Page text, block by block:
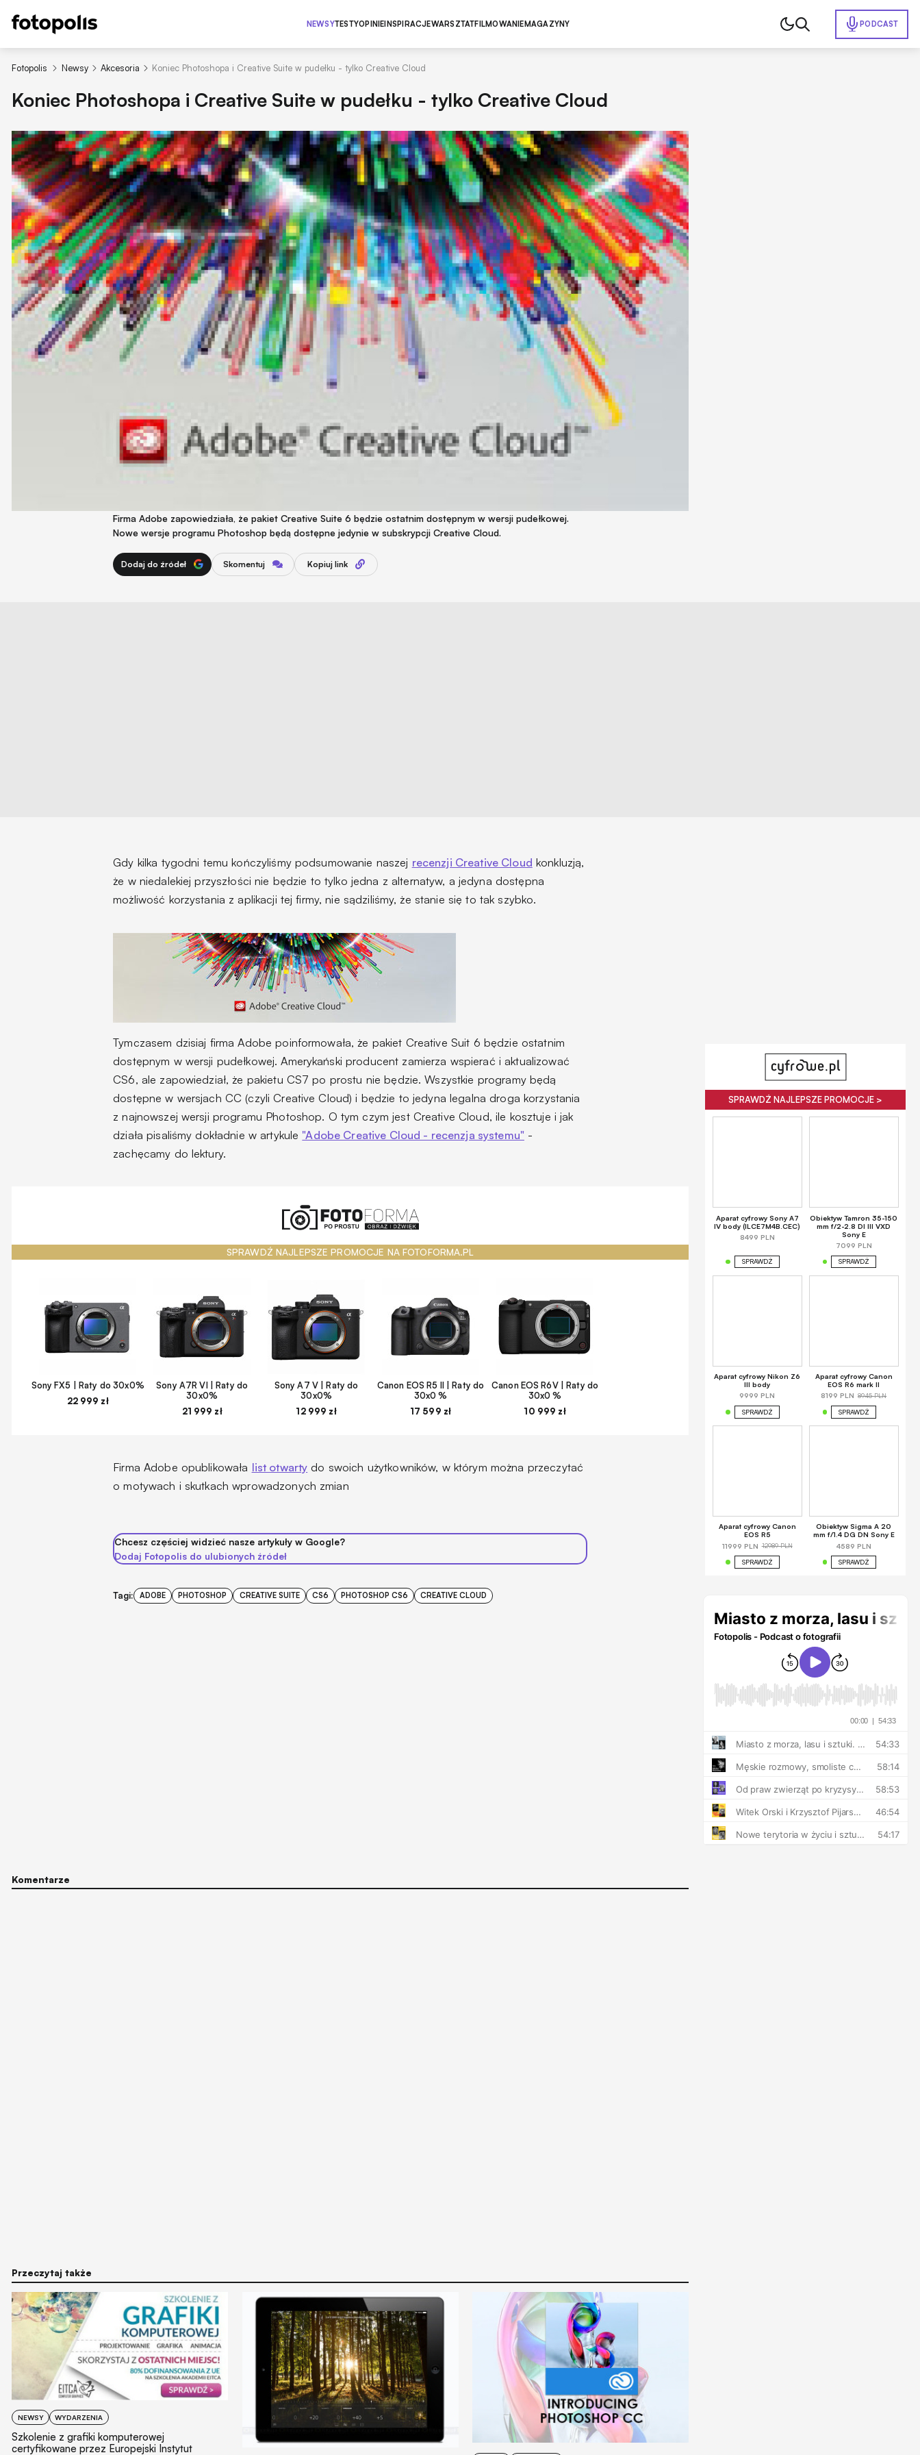
NEWSYTESTYOPINIEINSPIRACJEWARSZTATFILMOWANIEMAGAZYNY PODCAST
Fotopolis Newsy Akcesoria Koniec Photoshopa i Creative Suite w pudełku - tylko Creative Cloud
Koniec Photoshopa i Creative Suite w pudełku - tylko Creative Cloud
Firma Adobe zapowiedziała, że pakiet Creative Suite 6 będzie ostatnim dostępnym w wersji pudełkowej.
Nowe wersje programu Photoshop będą dostępne jedynie w subskrypcji Creative Cloud.
Dodaj do źródeł Skomentuj Kopiuj link
Gdy kilka tygodni temu kończyliśmy podsumowanie naszej recenzji Creative Cloud konkluzją,
że w niedalekiej przyszłości nie będzie to tylko jedna z alternatyw, a jedyna dostępna
możliwość korzystania z aplikacji tej firmy, nie sądziliśmy, że stanie się to tak szybko.
Tymczasem dzisiaj firma Adobe poinformowała, że pakiet Creative Suit 6 będzie ostatnim
dostępnym w wersji pudełkowej. Amerykański producent zamierza wspierać i aktualizować
CS6, ale zapowiedział, że pakietu CS7 po prostu nie będzie. Wszystkie programy będą
dostępne w wersjach CC (czyli Creative Cloud) i będzie to jedyna legalna droga korzystania
z najnowszej wersji programu Photoshop. O tym czym jest Creative Cloud, ile kosztuje i jak
działa pisaliśmy dokładnie w artykule "Adobe Creative Cloud - recenzja systemu" -
zachęcamy do lektury.
SPRAWDŹ NAJLEPSZE PROMOCJE NA FOTOFORMA.PL
Sony FX5 | Raty do 30x0%
22 999 zł
Sony A7R VI | Raty do
30x0%
21 999 zł
Sony A7 V | Raty do
30x0%
12 999 zł
Canon EOS R5 II | Raty do
30x0 %
17 599 zł
Canon EOS R6V | Raty do
30x0 %
10 999 zł
Firma Adobe opublikowała list otwarty do swoich użytkowników, w którym można przeczytać
o motywach i skutkach wprowadzonych zmian
Chcesz częściej widzieć nasze artykuły w Google?
Dodaj Fotopolis do ulubionych źródeł
Tagi: ADOBE PHOTOSHOP CREATIVE SUITE CS6 PHOTOSHOP CS6 CREATIVE CLOUD
Komentarze
Przeczytaj także
NEWSY WYDARZENIA
Szkolenie z grafiki komputerowej
certyfikowane przez Europejski Instytut
SPRAWDŹ NAJLEPSZE PROMOCJE >
Aparat cyfrowy Sony A7
IV body (ILCE7M4B.CEC)
8499 PLN
SPRAWDŹ
Obiektyw Tamron 35-150
mm f/2-2.8 DI III VXD
Sony E
7099 PLN
SPRAWDŹ
Aparat cyfrowy Nikon Z6
III body
9999 PLN
SPRAWDŹ
Aparat cyfrowy Canon
EOS R6 mark II
8199 PLN 8945 PLN
SPRAWDŹ
Aparat cyfrowy Canon
EOS R5
11999 PLN 12989 PLN
SPRAWDŹ
Obiektyw Sigma A 20
mm f/1.4 DG DN Sony E
4589 PLN
SPRAWDŹ